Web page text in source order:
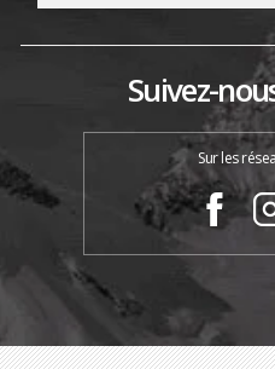
Suivez-
Sur les